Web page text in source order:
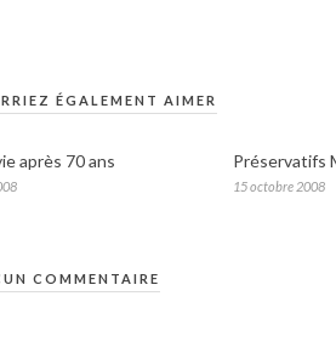
ÉGALEMENT AIMER
après 70 ans Préservatifs
15 octobre 2008
COMMENTAIRE